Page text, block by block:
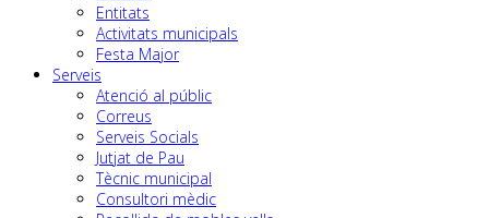
Entitats
Activitats municipals
Festa Major
Serveis
Atenció al públic
Correus
Serveis Socials
Jutjat de Pau
Tècnic municipal
Consultori mèdic